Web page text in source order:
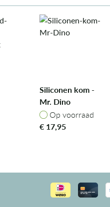
Siliconen kom -
Mr. Dino
Op voorraad
Op voorraad
€ 17,95